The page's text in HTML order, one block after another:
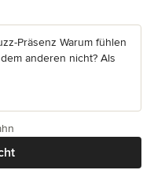
5 Sternen
Präsenz Warum fühlen
anderen nicht? Als